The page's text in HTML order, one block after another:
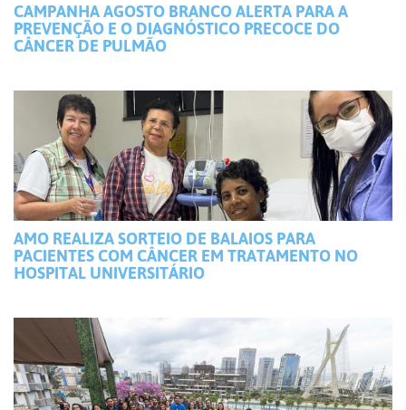
CAMPANHA AGOSTO BRANCO ALERTA PARA A
PREVENÇÃO E O DIAGNÓSTICO PRECOCE DO
CÂNCER DE PULMÃO
AMO REALIZA SORTEIO DE BALAIOS PARA
PACIENTES COM CÂNCER EM TRATAMENTO NO
HOSPITAL UNIVERSITÁRIO